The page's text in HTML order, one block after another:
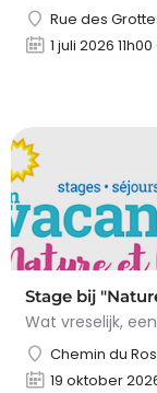
Rue des
1 juli 2026
Stage bij
Chemin du
19 oktober